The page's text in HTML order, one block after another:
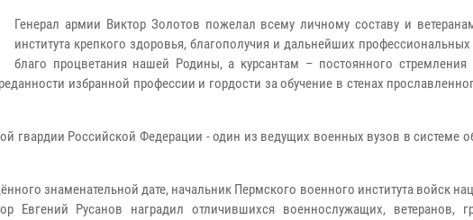
Генерал армии Виктор Золотов пожелал всему личному составу и
института крепкого здоровья, благополучия и дальнейших
благо процветания нашей Родины, а курсантам – постоянного
избранной профессии и гордости за обучение в стенах
гвардии Российской Федерации - один из ведущих военных вузов в системе
знаменательной дате, начальник Пермского военного института войск
Евгений Русанов наградил отличившихся военнослужащих, ветеранов,